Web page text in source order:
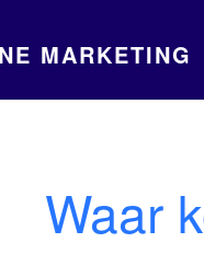
MARKETING
Waar